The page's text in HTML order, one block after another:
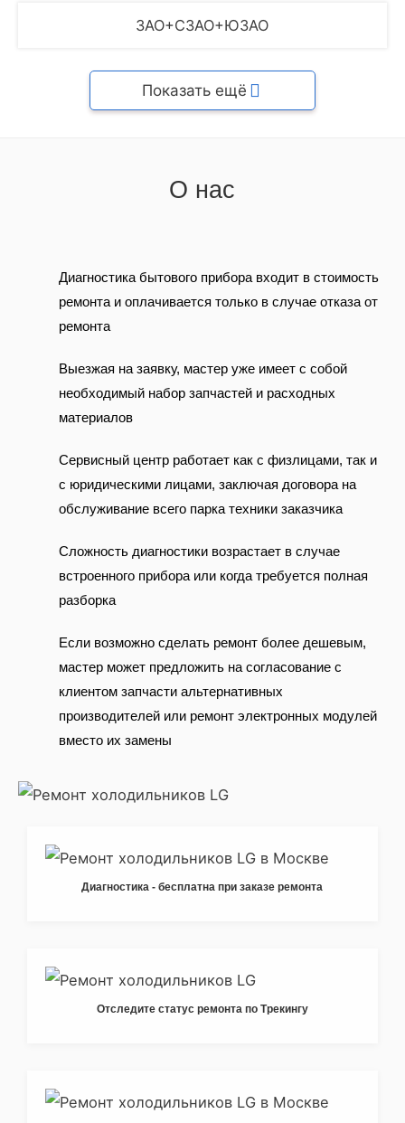
ЗАО+СЗАО+ЮЗАО
Показать ещё
О нас
Диагностика бытового прибора входит в стоимость
ремонта и оплачивается только в случае отказа от
ремонта
Выезжая на заявку, мастер уже имеет с собой
необходимый набор запчастей и расходных
материалов
Сервисный центр работает как с физлицами, так и
с юридическими лицами, заключая договора на
обслуживание всего парка техники заказчика
Сложность диагностики возрастает в случае
встроенного прибора или когда требуется полная
разборка
Если возможно сделать ремонт более дешевым,
мастер может предложить на согласование с
клиентом запчасти альтернативных
производителей или ремонт электронных модулей
вместо их замены
Диагностика - бесплатна при заказе ремонта
Отследите статус ремонта по Трекингу